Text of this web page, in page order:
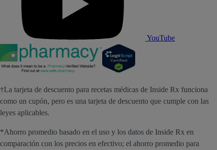
YouTube
†La tarjeta de descuento para recetas médicas de Inside Rx funciona
como un cupón, pero es una tarjeta de descuento que cumple con las
leyes aplicables.
*Ahorro promedio basado en el uso y los datos de Inside Rx en
comparación con los precios en efectivo; el ahorro promedio para